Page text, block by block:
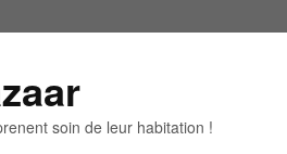
soin de leur habitation !